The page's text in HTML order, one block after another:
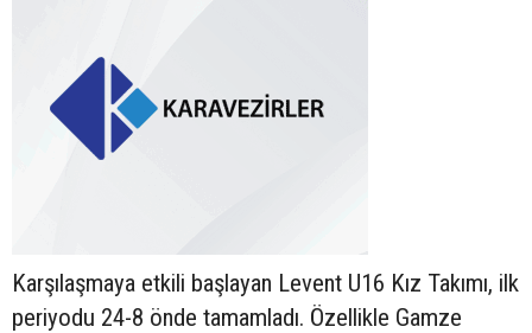
Karşılaşmaya etkili başlayan Levent U16 Kız Takımı, ilk
periyodu 24-8 önde tamamladı. Özellikle Gamze